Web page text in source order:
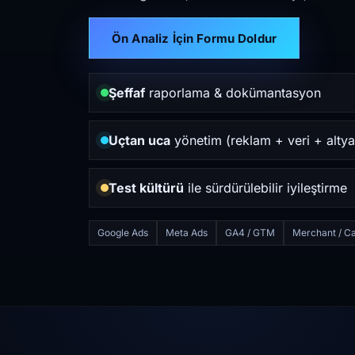
Ön Analiz İçin Formu Doldur
Şeffafraporlama & dokümantasyon
Uçtan uca yönetim (reklam + veri +
Test kültürü ile sürdürülebilir iyileştirme
Google Ads Meta Ads GA4 / GTM Merchant /